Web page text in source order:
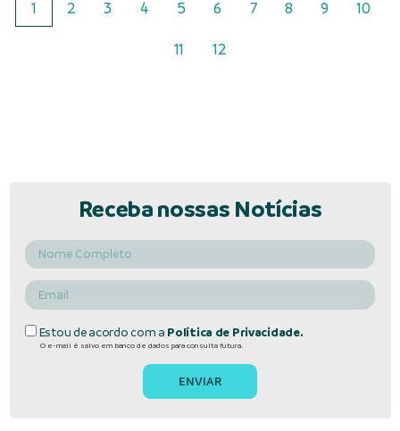
1 2 3 4 5 6 7 8 9 10
11 12
Receba nossas Notícias
Estou de acordo com a Política de Privacidade.
O e-mail é salvo em banco de dados para consulta futura.